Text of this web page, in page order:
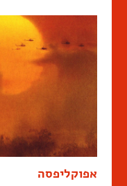
אפוקליפסה